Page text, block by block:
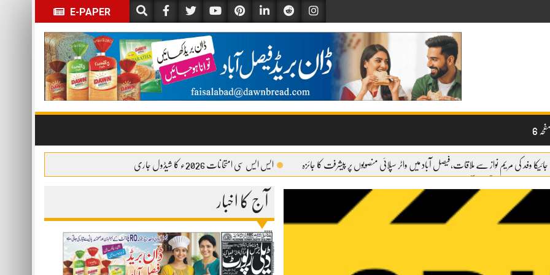
E-PAPER
6
جائیکا وفد کی مریم نواز سے ملاقات،فیصل آباد میں واٹر سپلائی منصوبوں پر پیشرفت کا جائزہ ایس ایس سی امتحانات 2026ء کا شیڈول جاری
آج کا اخبار